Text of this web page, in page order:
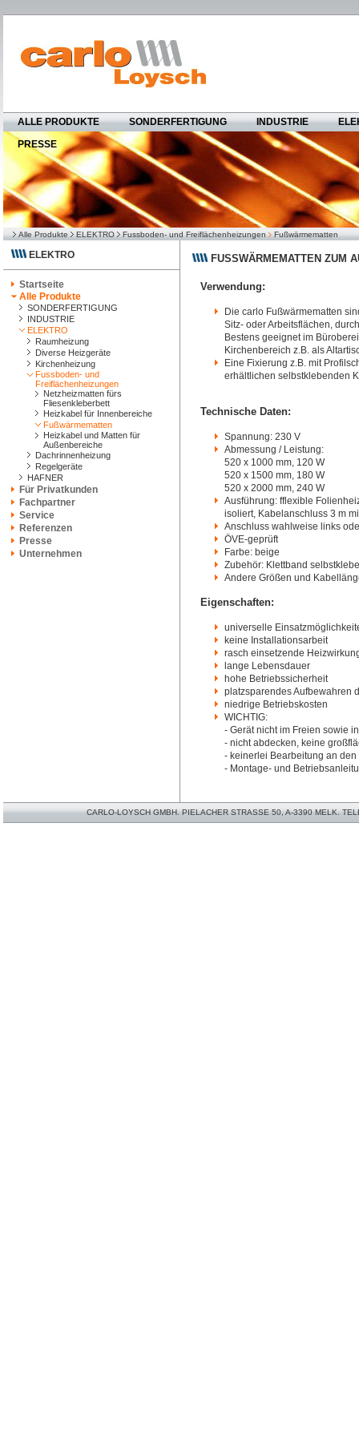
ALLE PRODUKTE SONDERFERTIGUNG INDUSTRIE
PRESSE
Alle Produkte ELEKTRO Fussboden- und Freiflächenheizungen Fußwärmematten
ELEKTRO
Startseite
Alle Produkte
SONDERFERTIGUNG
INDUSTRIE
ELEKTRO
Raumheizung
Diverse Heizgeräte
Kirchenheizung
Fussboden- und
Freiflächenheizungen
Netzheizmatten fürs
Fliesenkleberbett
Heizkabel für Innenbereiche
Fußwärmematten
Heizkabel und Matten für
Außenbereiche
Dachrinnenheizung
Regelgeräte
HAFNER
Für Privatkunden
Fachpartner
Service
Referenzen
Presse
Unternehmen
FUSSWÄRMEMATTEN ZUM
Verwendung:
Die carlo Fußwärmematten
Sitz- oder Arbeitsflächen,
Bestens geeignet im
Kirchenbereich z.B. als
Eine Fixierung z.B. mit
erhältlichen selbstklebenden
Technische Daten:
Spannung: 230 V
Abmessung / Leistung:
520 x 1000 mm, 120 W
520 x 1500 mm, 180 W
520 x 2000 mm, 240 W
Ausführung: fflexible
isoliert, Kabelanschluss 3 m
Anschluss wahlweise links
ÖVE-geprüft
Farbe: beige
Zubehör: Klettband
Andere Größen und
Eigenschaften:
universelle
keine Installationsarbeit
rasch einsetzende
lange Lebensdauer
hohe Betriebssicherheit
platzsparendes Aufbewahren
niedrige Betriebskosten
WICHTIG:
- Gerät nicht im Freien sowie
- nicht abdecken, keine
- keinerlei Bearbeitung an
- Montage- und
CARLO-LOYSCH GMBH. PIELACHER STRASSE 50, A-3390 MELK.